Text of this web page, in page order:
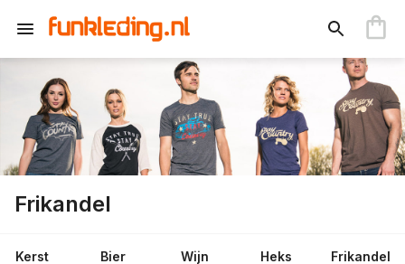
Frikandel
Kerst Bier Wijn Heks Frikandel